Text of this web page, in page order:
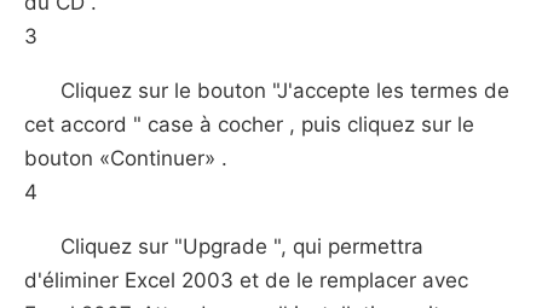
3
Cliquez sur le bouton "J'accepte les termes de
cet accord " case à cocher , puis cliquez sur le
bouton «Continuer» .
4
Cliquez sur "Upgrade ", qui permettra
d'éliminer Excel 2003 et de le remplacer avec